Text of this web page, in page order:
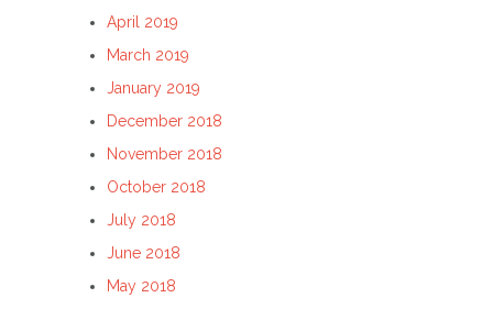
April 2019
March 2019
January 2019
December 2018
November 2018
October 2018
July 2018
June 2018
May 2018